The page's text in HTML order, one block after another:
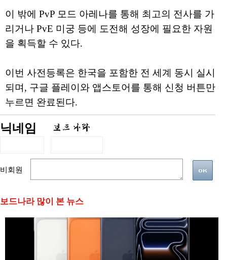
이 밖에 PvP 모드 아레나를 통해 최고의 전사를 가
리거나 PvE 미궁 등에 도전해 성장에 필요한 자원
을 획득할 수 있다.
이번 사전등록은 한국을 포함한 전 세계 동시 실시
되며, 구글 플레이와 앱스토어를 통해 신청 버튼만
누르면 완료된다.
닉네임
비회원
보드나라 많이 본 뉴스